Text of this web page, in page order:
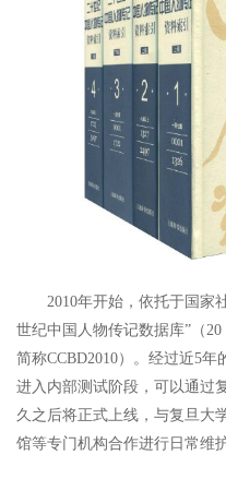
2010年开始，依托于国家社
世纪中国人物传记数据库”（20
简称CCBD2010）。经过近5
进入内部测试阶段，可以通过
久之后将正式上线，与复旦大
馆等专门机构合作进行日常维